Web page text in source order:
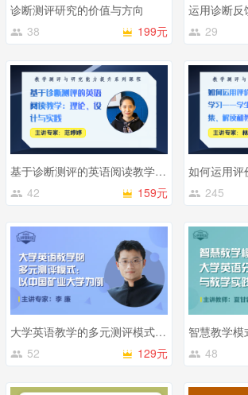
诊断测评研究的价值与方向
38
199元
29
基于诊断测评的英语阅读教学：理论、设计与实践
42
159元
245
大学英语教学的多元测评模式：以中国矿业大学为例
52
129元
48